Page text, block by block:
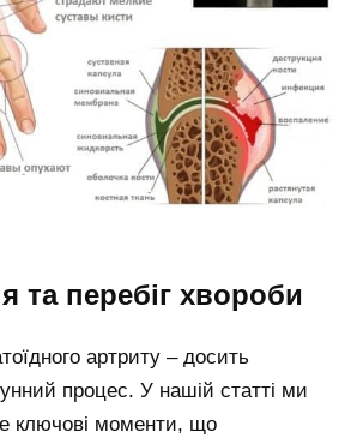
та перебіг хвороби
артриту – досить
процес. У нашій статті ми
ключові моменти, що